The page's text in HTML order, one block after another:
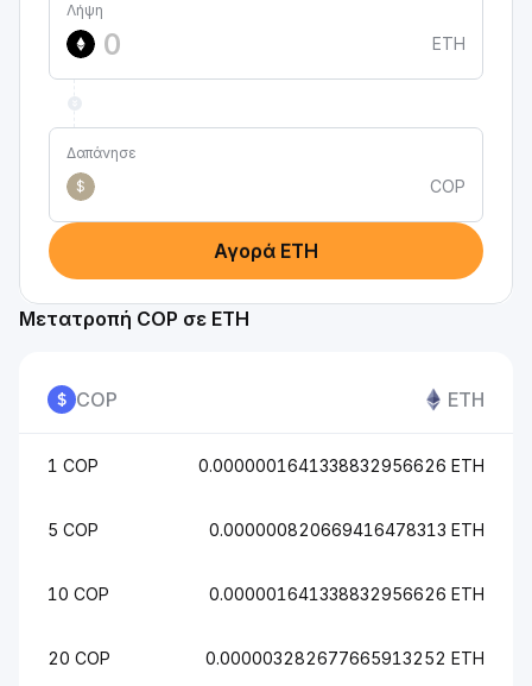
Λήψη
ETH
Δαπάνησε
$
COP
Αγορά ETH
Μετατροπή COP σε ETH
COP ETH
1 COP 0.0000001641338832956626 ETH
5 COP 0.000000820669416478313 ETH
10 COP 0.000001641338832956626 ETH
20 COP 0.000003282677665913252 ETH